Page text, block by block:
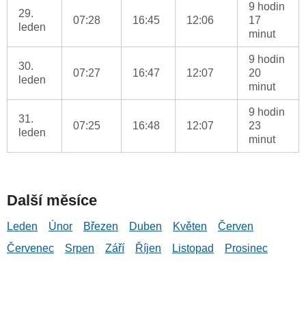
29.
leden
07:28 16:45 12:06
9 hodin
17
minut
30.
leden
07:27 16:47 12:07
9 hodin
20
minut
31.
leden
07:25 16:48 12:07
9 hodin
23
minut
Další měsíce
Leden Únor Březen Duben Květen
Červen
Červenec
Srpen Září Říjen Listopad Prosinec